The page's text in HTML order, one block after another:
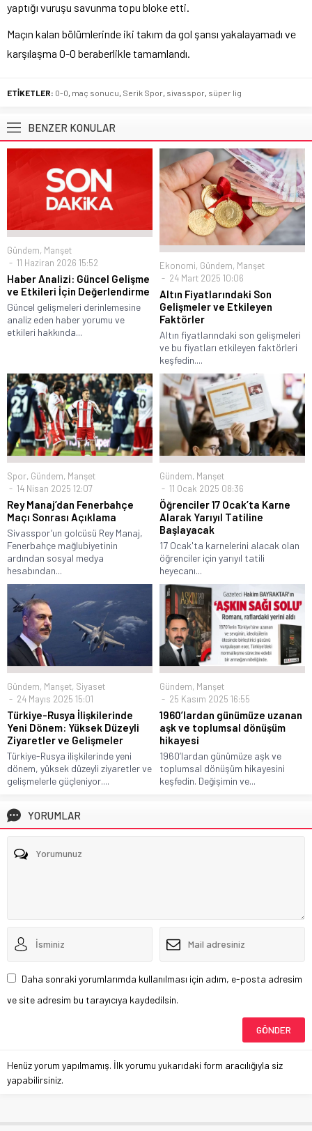
yaptığı vuruşu savunma topu bloke etti.
Maçın kalan bölümlerinde iki takım da gol şansı yakalayamadı ve
karşılaşma 0-0 beraberlikle tamamlandı.
ETİKETLER: 0-0, maç sonucu, Serik Spor, sivasspor, süper lig
BENZER KONULAR
Gündem, Manşet
11 Haziran 2026 15:52
Haber Analizi: Güncel Gelişme
ve Etkileri İçin Değerlendirme
Güncel gelişmeleri derinlemesine
analiz eden haber yorumu ve
etkileri hakkında...
Ekonomi, Gündem, Manşet
24 Mart 2025 10:06
Altın Fiyatlarındaki Son
Gelişmeler ve Etkileyen
Faktörler
Altın fiyatlarındaki son gelişmeleri
ve bu fiyatları etkileyen faktörleri
keşfedin....
Spor, Gündem, Manşet
14 Nisan 2025 12:07
Rey Manaj’dan Fenerbahçe
Maçı Sonrası Açıklama
Sivasspor’un golcüsü Rey Manaj,
Fenerbahçe mağlubiyetinin
ardından sosyal medya
hesabından...
Gündem, Manşet
11 Ocak 2025 08:36
Öğrenciler 17 Ocak’ta Karne
Alarak Yarıyıl Tatiline
Başlayacak
17 Ocak'ta karnelerini alacak olan
öğrenciler için yarıyıl tatili
heyecanı...
Gündem, Manşet, Siyaset
24 Mayıs 2025 15:01
Türkiye-Rusya İlişkilerinde
Yeni Dönem: Yüksek Düzeyli
Ziyaretler ve Gelişmeler
Türkiye-Rusya ilişkilerinde yeni
dönem, yüksek düzeyli ziyaretler ve
gelişmelerle güçleniyor....
Gündem, Manşet
25 Kasım 2025 16:55
1960’lardan günümüze uzanan
aşk ve toplumsal dönüşüm
hikayesi
1960’lardan günümüze aşk ve
toplumsal dönüşüm hikayesini
keşfedin. Değişimin ve...
YORUMLAR
Daha sonraki yorumlarımda kullanılması için adım, e-posta adresim
ve site adresim bu tarayıcıya kaydedilsin.
Henüz yorum yapılmamış. İlk yorumu yukarıdaki form aracılığıyla siz
yapabilirsiniz.